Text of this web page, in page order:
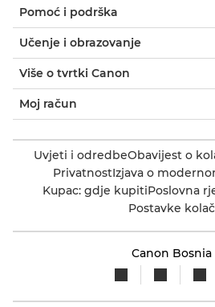
Pomoć i podrška
Učenje i obrazovanje
Više o tvrtki Canon
Moj račun
Uvjeti i odredbeObavijest o
PrivatnostIzjava o
Kupac: gdje kupitiPoslovna
Postavke
Canon Bosnia